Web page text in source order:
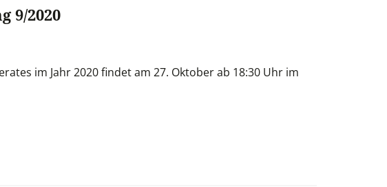
9/2020
im Jahr 2020 findet am 27. Oktober ab 18:30 Uhr im